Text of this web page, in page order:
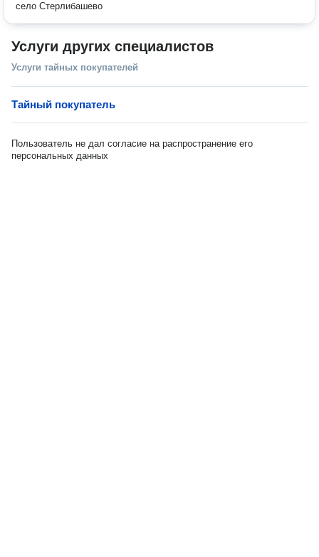
село Стерлибашево
Услуги других специалистов
Услуги тайных покупателей
Тайный покупатель
Пользователь не дал согласие на распространение его
персональных данных